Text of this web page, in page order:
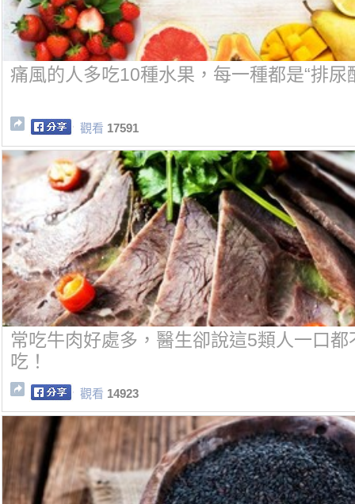
痛風的人多吃10種水果，每一種都是“排尿
觀看 17591
常吃牛肉好處多，醫生卻說這5類人一口都
吃！
觀看 14923